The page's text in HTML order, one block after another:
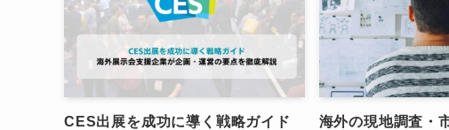
CES出展を成功に導く戦略ガイド
海外の現地調査・